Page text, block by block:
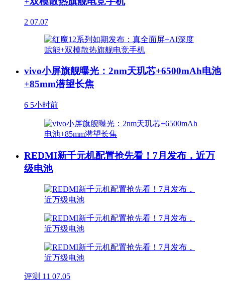
2 07.07
vivo小屏旗舰曝光：2nm天玑芯+6500mAh电池
+85mm潜望长焦
6 5小时前
REDMI新千元机配置抢先看！7月发布，近万
级电池
评测 11 07.05